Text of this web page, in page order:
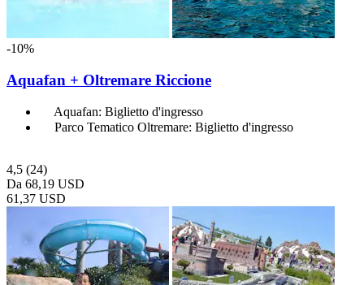
-10%
Aquafan + Oltremare Riccione
Aquafan: Biglietto d'ingresso
Parco Tematico Oltremare: Biglietto d'ingresso
4,5 (24)
Da 68,19 USD
61,37 USD